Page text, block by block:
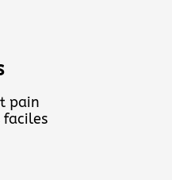
pain
faciles